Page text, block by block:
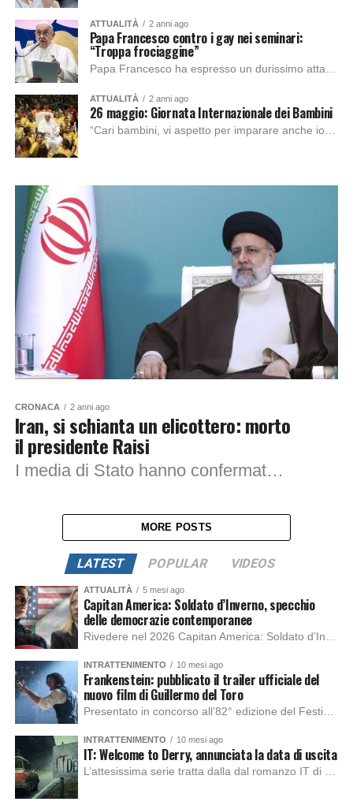
ATTUALITÀ 2 anni ago
Papa Francesco contro i gay nei seminari:
“Troppa frociaggine”
ATTUALITÀ 2 anni ago
26 maggio: Giornata Internazionale dei Bambini
CRONACA 2 anni ago
Iran, si schianta un elicottero: morto
il presidente Raisi
I media di Stato hanno confermato il ritrovamento del cadavere del Presidente della Repubblica Islamica dell’Iran Ebrahim Raisi, in seguito ad uno schianto in elicottero. All’interno...
MORE POSTS
LATEST POPULAR VIDEOS
ATTUALITÀ 5 mesi ago
Capitan America: Soldato d’Inverno, specchio
delle democrazie contemporanee
INTRATTENIMENTO 10 mesi ago
Frankenstein: pubblicato il trailer ufficiale del
nuovo film di Guillermo del Toro
INTRATTENIMENTO 10 mesi ago
IT: Welcome to Derry, annunciata la data di uscita